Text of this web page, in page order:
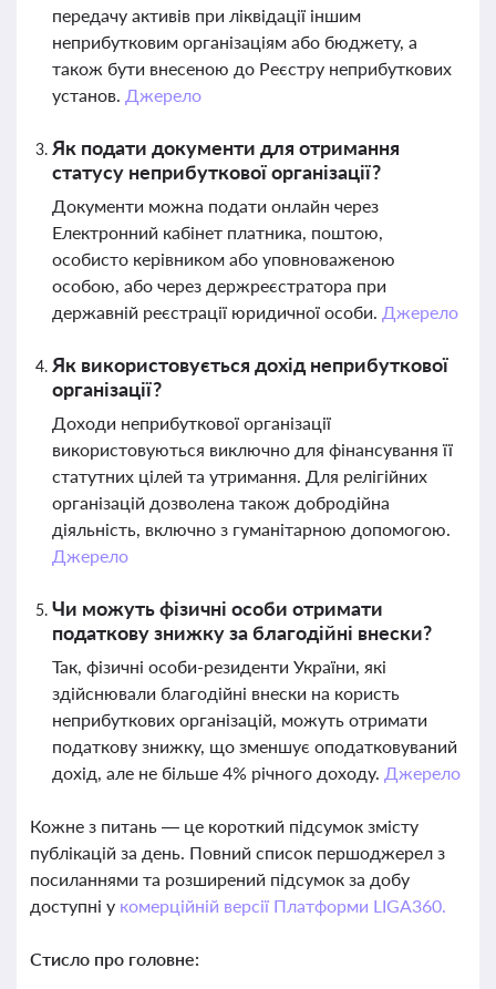
передачу активів при ліквідації іншим
неприбутковим організаціям або бюджету, а
також бути внесеною до Реєстру неприбуткових
установ. Джерело
Як подати документи для отримання
статусу неприбуткової організації?
Документи можна подати онлайн через
Електронний кабінет платника, поштою,
особисто керівником або уповноваженою
особою, або через держреєстратора при
державній реєстрації юридичної особи. Джерело
Як використовується дохід неприбуткової
організації?
Доходи неприбуткової організації
використовуються виключно для фінансування її
статутних цілей та утримання. Для релігійних
організацій дозволена також добродійна
діяльність, включно з гуманітарною допомогою.
Джерело
Чи можуть фізичні особи отримати
податкову знижку за благодійні внески?
Так, фізичні особи-резиденти України, які
здійснювали благодійні внески на користь
неприбуткових організацій, можуть отримати
податкову знижку, що зменшує оподатковуваний
дохід, але не більше 4% річного доходу. Джерело
Кожне з питань — це короткий підсумок змісту
публікацій за день. Повний список першоджерел з
посиланнями та розширений підсумок за добу
доступні у комерційній версії Платформи LIGA360.
Стисло про головне: